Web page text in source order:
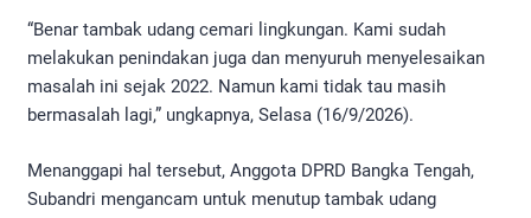
“Benar tambak udang cemari lingkungan. Kami sudah
melakukan penindakan juga dan menyuruh menyelesaikan
masalah ini sejak 2022. Namun kami tidak tau masih
bermasalah lagi,” ungkapnya, Selasa (16/9/2026).
Menanggapi hal tersebut, Anggota DPRD Bangka Tengah,
Subandri mengancam untuk menutup tambak udang